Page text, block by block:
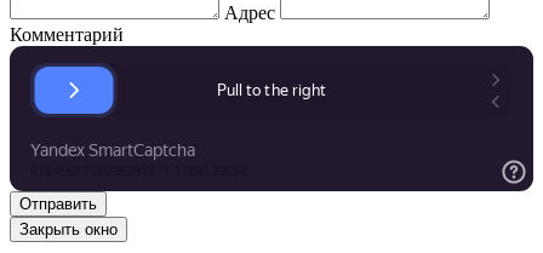
Адрес
Комментарий
Закрыть окно